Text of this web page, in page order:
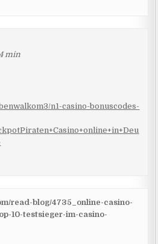
min
n1-casino-bonuscodes-
read-blog/4735_online-casino-
10-testsieger-im-casino-